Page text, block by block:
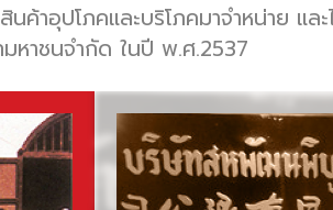
นค้าอุปโภคและบริโภคมาจำหน่าย แ
าชนจำกัด ในปี พ.ศ.2537